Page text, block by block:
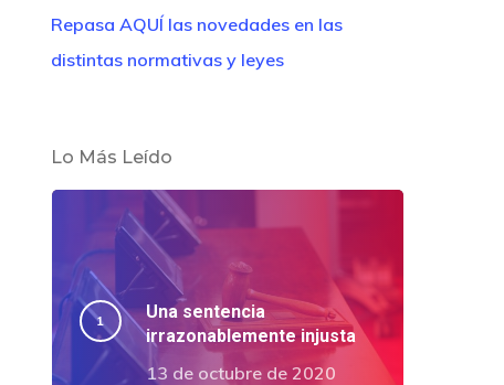
Repasa AQUÍ las novedades en las
distintas normativas y leyes
Lo Más Leído
Una sentencia
irrazonablemente injusta
13 de octubre de 2020